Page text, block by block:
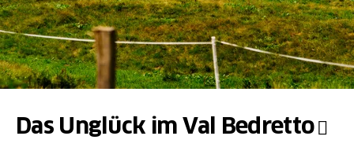
Das Unglück im Val Bedretto